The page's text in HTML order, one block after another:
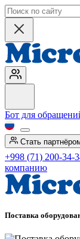
Бот для
Стать
+998 (71) 200-34-
компанию
Поставка